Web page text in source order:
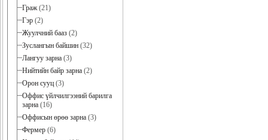
Граж(21)
Гэр (2)
Жуулчний бааз (2)
Зуслангын байшин (32)
Лангуу зарна (3)
Нийтийн байр зарна (2)
Орон сууц (3)
Оффис үйлчилгээний барилга
зарна (16)
Оффисын өрөө зарна (3)
Фермер (6)